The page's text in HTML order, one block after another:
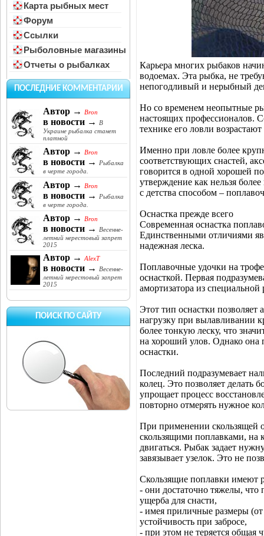
Карта рыбных мест
Форум
Ссылки
Рыболовные магазины
Отчеты о рыбалках
ПОСЛЕДНИЕ КОММЕНТАРИИ
Автор → Bron
в новости →
В
Украине рыбалка станет
платной
Автор → Bron
в новости →
Рыбалка
в черте города.
Автор → Bron
в новости →
Рыбалка
в черте города.
Автор → Bron
в новости →
Весенне-
летний нерестовый запрет
2015
Автор → AlexT
в новости →
Весенне-
летний нерестовый запрет
2015
ПОИСК ПО САЙТУ
Карьера многих рыбаков
водоемах. Эта рыбка, не
непогодливый и нерыбный
Но со временем неопытные
настоящих профессионалов.
технике его ловли
Именно при ловле более
соответствующих снастей,
говорится в одной хорошей
утверждение как нельзя
с детства способом –
Оснастка прежде всего
Современная оснастка
Единственными отличиями
надежная леска.
Поплавочные удочки на
оснасткой. Первая
амортизатора из специальной
Этот тип оснастки позволяет
нагрузку при вылавливании
более тонкую леску, что
на хороший улов. Однако она
оснастки.
Последний подразумевает
колец. Это позволяет делать
упрощает процесс
повторно отмерять нужное
При применении скользящей
скользящими поплавками, на
двигаться. Рыбак задает
завязывает узелок. Это не
Скользящие поплавки имеют
- они достаточно тяжелы, что
ущерба для снасти,
- имея приличные размеры
устойчивость при забросе,
- при этом не теряется общая